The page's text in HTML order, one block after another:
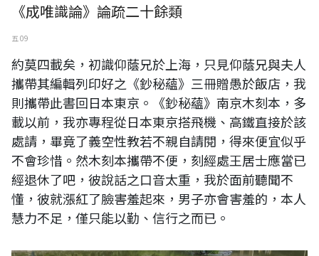
《成唯識論》論疏二十餘類
五 09
約莫四載矣，初識仰蔭兄於上海，只見仰蔭兄與夫人
攜帶其編輯列印好之《鈔秘蘊》三冊贈愚於飯店，我
則攜帶此書回日本東京。《鈔秘蘊》南京木刻本，多
載以前，我亦專程從日本東京搭飛機、高鐵直接於該
處請，畢竟了義空性教若不親自請閱，得來便宜似乎
不會珍惜。然木刻本攜帶不便，刻經處王居士應當已
經退休了吧，彼說話之口音太重，我於面前聽聞不
懂，彼就漲紅了臉害羞起來，男子亦會害羞的，本人
慧力不足，僅只能以勤、信行之而已。